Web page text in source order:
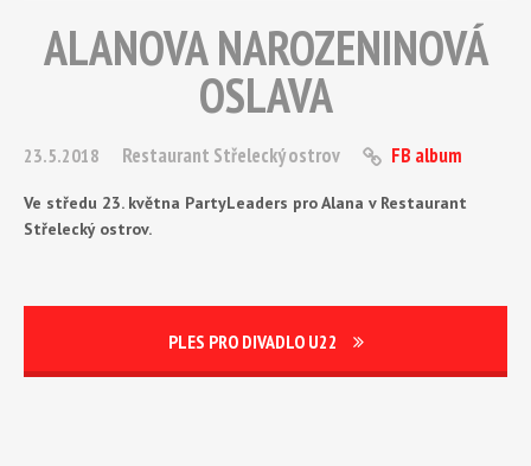
ALANOVA NAROZENINOVÁ
OSLAVA
23.5.2018 Restaurant Střelecký ostrov FB album
Ve středu 23. května PartyLeaders pro Alana v Restaurant
Střelecký ostrov.
PLES PRO DIVADLO U22